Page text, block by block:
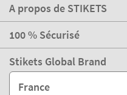
A propos de STIKETS
100 % Sécurisé
Stikets Global Brand
France